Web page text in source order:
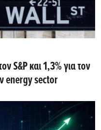
S&P και 1,3% για τον
energy sector